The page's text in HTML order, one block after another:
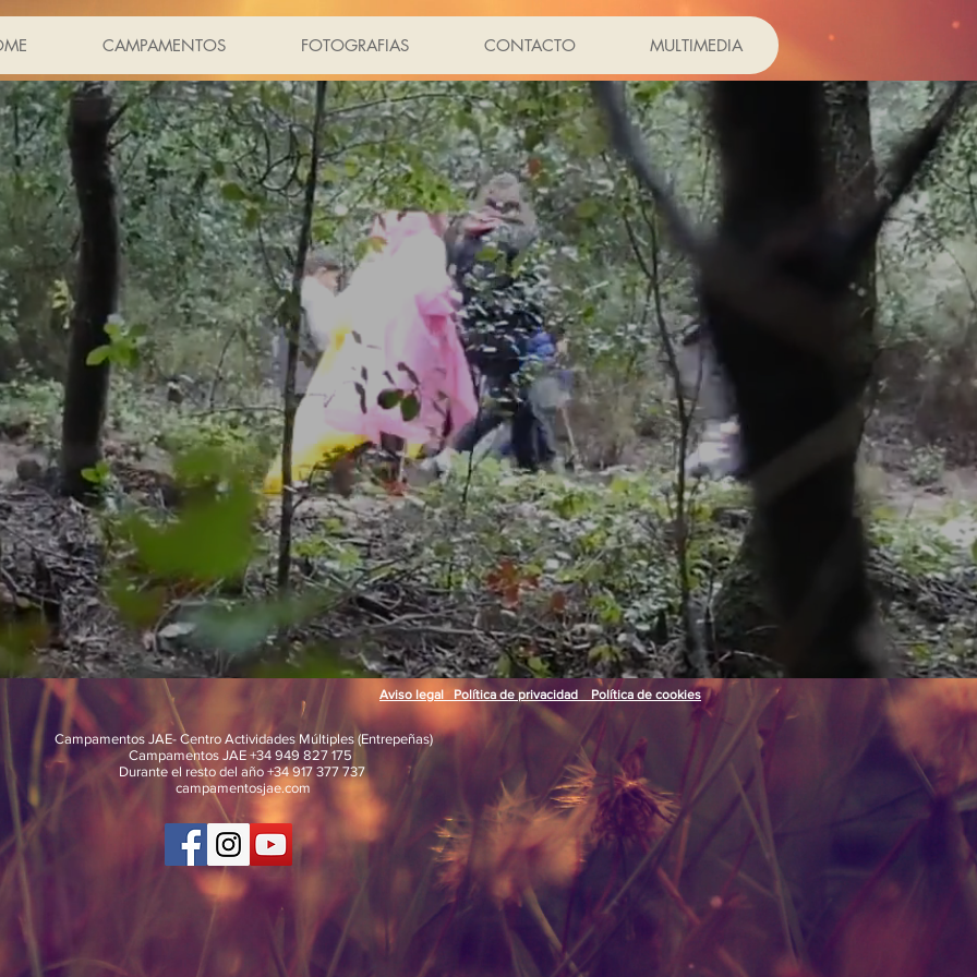
CAMPAMENTOS FOTOGRAFIAS CONTACTO MULTIMEDIA
Aviso legal Política de privacidad Política de cookies
Campamentos JAE- Centro Actividades Múltiples (Entrepeñas)
Campamentos JAE +34 949 827 175
Durante el resto del año +34 917 377 737
campamentosjae.com